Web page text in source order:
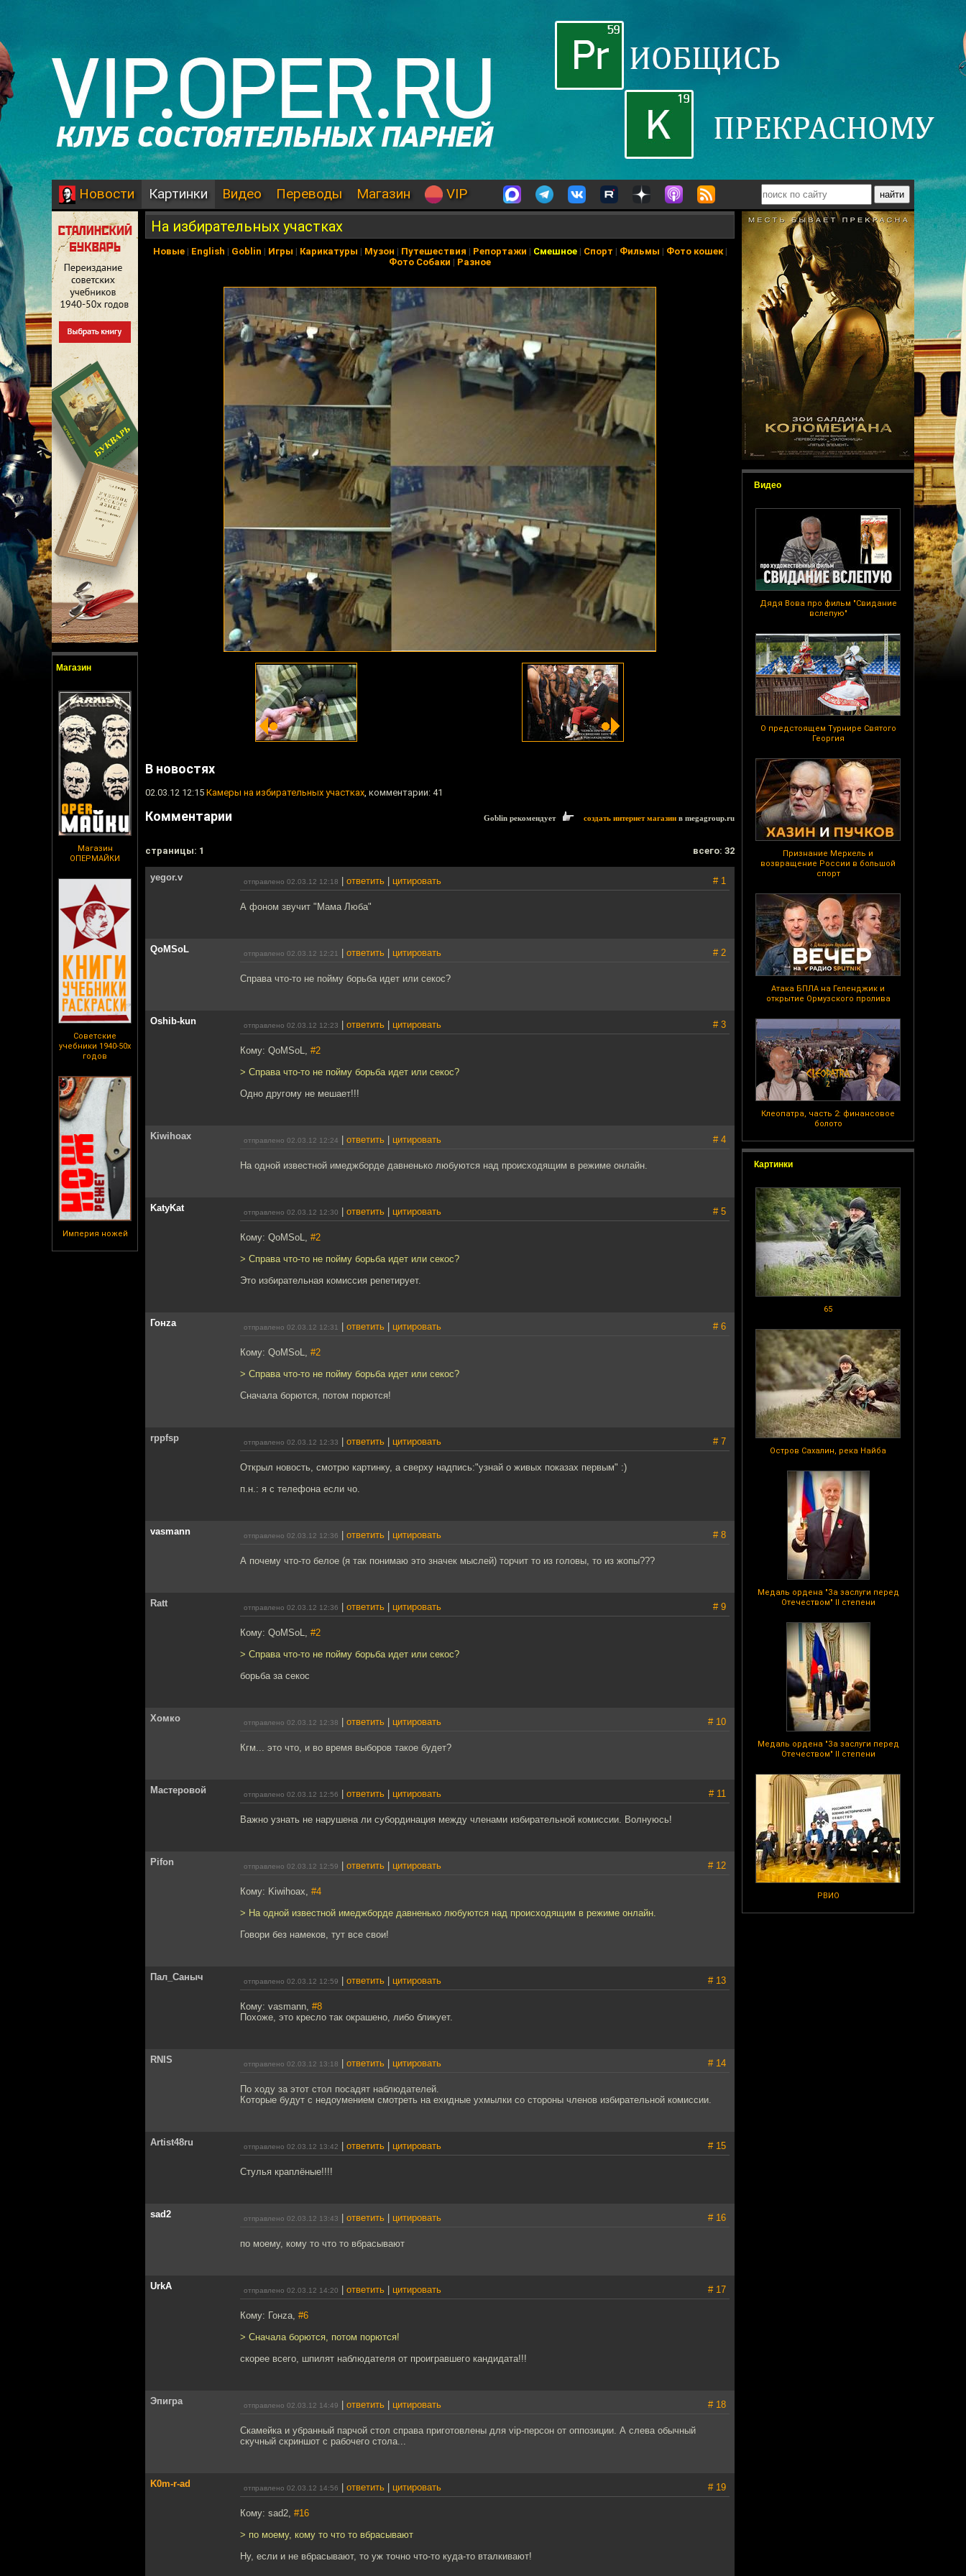
Новости Картинки Видео Переводы Магазин VIP
Магазин
Магазин
ОПЕРМАЙКИ
Советские
учебники 1940-50х
годов
Империя ножей
Видео
Дядя Вова про фильм "Свидание
вслепую"
О предстоящем Турнире Святого
Георгия
Признание Меркель и
возвращение России в большой
спорт
Атака БПЛА на Геленджик и
открытие Ормузского пролива
Клеопатра, часть 2: финансовое
болото
Картинки
65
Остров Сахалин, река Найба
Медаль ордена "За заслуги перед
Отечеством" II степени
Медаль ордена "За заслуги перед
Отечеством" II степени
РВИО
На избирательных участках
Новые| English | Goblin | Игры | Карикатуры | Музон | Путешествия | Репортажи | Смешное| Спорт | Фильмы | Фото кошек|
Фото Собаки | Разное
В новостях
02.03.12 12:15 Камеры на избирательных участках, комментарии: 41
Комментарии Goblin рекомендует создать интернет магазин в megagroup.ru
cтраницы: 1 всего: 32
yegor.v отправлено 02.03.12 12:18 ответить цитировать # 1
А фоном звучит "Мама Люба"
QoMSoL отправлено 02.03.12 12:21 ответить цитировать # 2
Справа что-то не пойму борьба идет или секос?
Oshib-kun отправлено 02.03.12 12:23 ответить цитировать # 3
Кому: QoMSoL, #2
> Справа что-то не пойму борьба идет или секос?
Одно другому не мешает!!!
Kiwihoax отправлено 02.03.12 12:24 ответить цитировать # 4
На одной известной имеджборде давненько любуются над происходящим в режиме онлайн.
KatyKat отправлено 02.03.12 12:30 ответить цитировать # 5
Кому: QoMSoL, #2
> Справа что-то не пойму борьба идет или секос?
Это избирательная комиссия репетирует.
Гонzа отправлено 02.03.12 12:31 ответить цитировать # 6
Кому: QoMSoL, #2
> Справа что-то не пойму борьба идет или секос?
Сначала борются, потом порются!
rppfsp отправлено 02.03.12 12:33 ответить цитировать # 7
Открыл новость, смотрю картинку, а сверху надпись:"узнай о живых показах первым" :)
п.н.: я с телефона если чо.
vasmann отправлено 02.03.12 12:36 ответить цитировать # 8
А почему что-то белое (я так понимаю это значек мыслей) торчит то из головы, то из жопы???
Ratt отправлено 02.03.12 12:36 ответить цитировать # 9
Кому: QoMSoL, #2
> Справа что-то не пойму борьба идет или секос?
борьба за секос
Хомко отправлено 02.03.12 12:38 ответить цитировать # 10
Кгм... это что, и во время выборов такое будет?
Мастеровой отправлено 02.03.12 12:56 ответить цитировать # 11
Важно узнать не нарушена ли субординация между членами избирательной комиссии. Волнуюсь!
Pifon отправлено 02.03.12 12:59 ответить цитировать # 12
Кому: Kiwihoax, #4
> На одной известной имеджборде давненько любуются над происходящим в режиме онлайн.
Говори без намеков, тут все свои!
Пал_Саныч отправлено 02.03.12 12:59 ответить цитировать # 13
Кому: vasmann, #8
Похоже, это кресло так окрашено, либо бликует.
RNIS отправлено 02.03.12 13:18 ответить цитировать # 14
По ходу за этот стол посадят наблюдателей.
Которые будут с недоумением смотреть на ехидные ухмылки со стороны членов избирательной комиссии.
Artist48ru отправлено 02.03.12 13:42 ответить цитировать # 15
Стулья краплёные!!!!
sad2 отправлено 02.03.12 13:43 ответить цитировать # 16
по моему, кому то что то вбрасывают
UrkA отправлено 02.03.12 14:20 ответить цитировать # 17
Кому: Гонzа, #6
> Сначала борются, потом порются!
скорее всего, шпилят наблюдателя от проигравшего кандидата!!!
Эпигра отправлено 02.03.12 14:49 ответить цитировать # 18
Скамейка и убранный парчой стол справа приготовлены для vip-персон от оппозиции. А слева обычный
скучный скриншот с рабочего стола...
K0m-r-ad отправлено 02.03.12 14:56 ответить цитировать # 19
Кому: sad2, #16
> по моему, кому то что то вбрасывают
Ну, если и не вбрасывают, то уж точно что-то куда-то вталкивают!